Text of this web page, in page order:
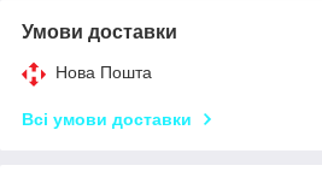
Умови доставки
Нова Пошта
Всі умови доставки